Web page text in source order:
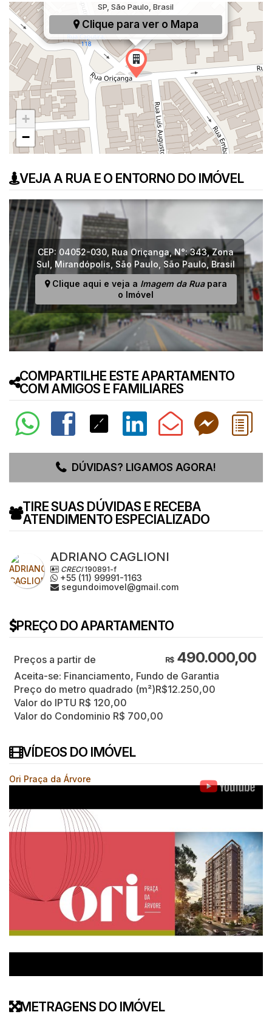
SP, São Paulo, Brasil
Clique para ver o Mapa
+
−
VEJA A RUA E O ENTORNO DO IMÓVEL
CEP: 04052-030 ,Rua Oriçanga,N°:343,Zona
Sul Mirandópolis São Paulo São Paulo Brasil
Clique aqui e veja a Imagem da Ruapara
o Imóvel
COMPARTILHE ESTE APARTAMENTO
COM AMIGOS E FAMILIARES
DÚVIDAS? LIGAMOS AGORA!
TIRE SUAS DÚVIDAS E RECEBA
ATENDIMENTO ESPECIALIZADO
ADRIANO CAGLIONI
CRECI190891-f
+55 (11) 99991-1163
segundoimovel@gmail.com
PREÇO DO APARTAMENTO
R$490.000,00
Aceita-se: Financiamento, Fundo de Garantia
Preço do metro quadrado (m²)R$12.250,00
Valor do IPTU R$ 120,00
Valor do Condominio R$ 700,00
VÍDEOS DO IMÓVEL
Ori Praça da Árvore
METRAGENS DO IMÓVEL